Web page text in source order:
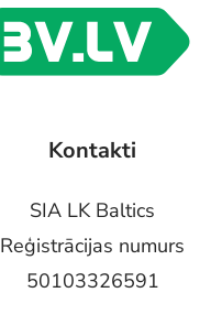
Kontakti
SIA LK Baltics
Reģistrācijas numurs
50103326591